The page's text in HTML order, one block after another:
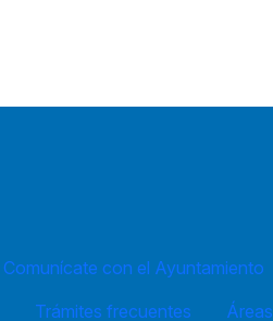
Comunícate con el Ayuntamiento
Trámites frecuentes Áreas